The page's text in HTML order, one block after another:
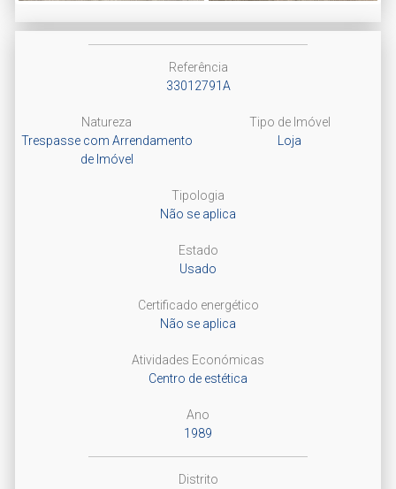
Referência
33012791A
Natureza
Trespasse com Arrendamento
de Imóvel
Tipo de Imóvel
Loja
Tipologia
Não se aplica
Estado
Usado
Certificado energético
Não se aplica
Atividades Económicas
Centro de estética
Ano
1989
Distrito